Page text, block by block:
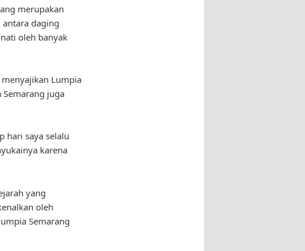
merupakan
daging
oleh banyak
Lumpia
juga
hari saya selalu
karena
yang
oleh
Semarang